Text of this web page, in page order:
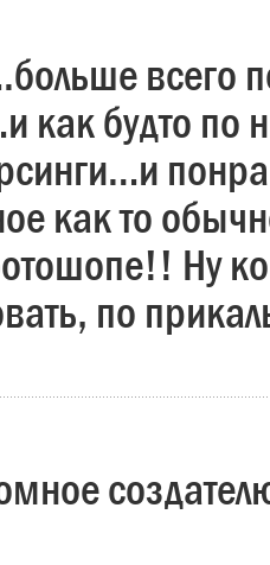
всего
будто по
как то
Ну
по